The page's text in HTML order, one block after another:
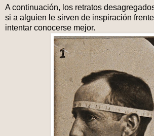
A continuación, los retratos
si a alguien le sirven de inspiración
intentar conocerse mejor.